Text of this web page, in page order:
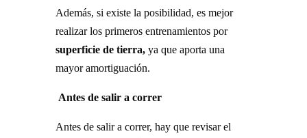
Además, si existe la posibilidad, es mejor
realizar los primeros entrenamientos por
superficie de tierra,ya que aporta una
mayor amortiguación.
Antes de salir a correr
Antes de salir a correr, hay que revisar el